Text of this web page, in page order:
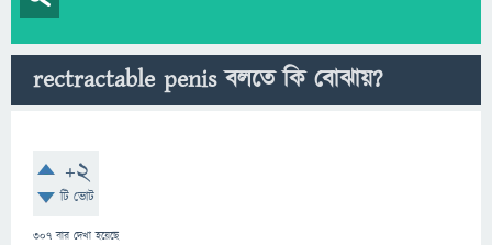
rectractable penis বলতে কি বোঝায়?
+2
টি ভোট
307 বার দেখা হয়েছে